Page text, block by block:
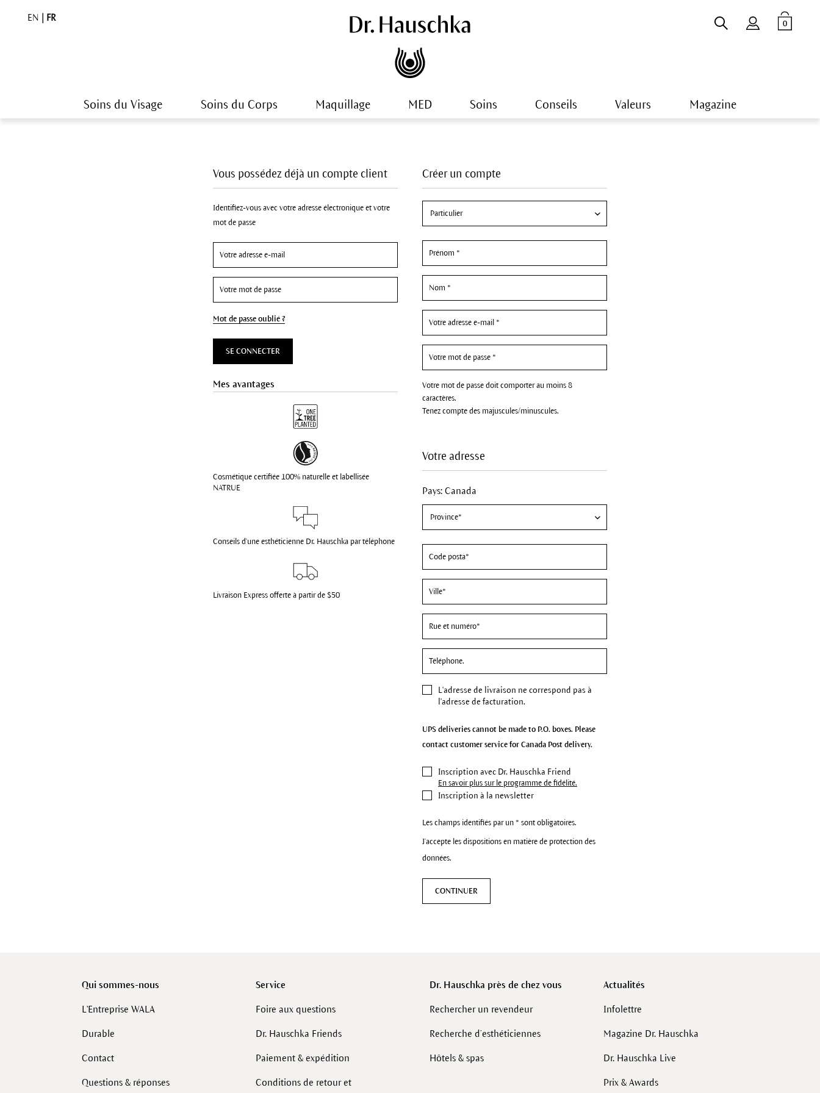
EN FR
0
Soins du Visage Soins du Corps Maquillage MED Soins Conseils Valeurs Magazine
Créer un compte
Votre mot de passe doit comporter au moins 8
caractères.
Tenez compte des majuscules/minuscules.
Votre adresse
Pays: Canada
L'adresse de livraison ne correspond pas à
l'adresse de facturation.
UPS deliveries cannot be made to P.O. boxes. Please
contact customer service for Canada Post delivery.
Inscription avec Dr. Hauschka Friend
En savoir plus sur le programme de fidélité.
Inscription à la newsletter
Les champs identifiés par un * sont obligatoires.
J'accepte les dispositions en matière de protection des
données.
CONTINUER
Vous possédez déjà un compte client
Identifiez-vous avec votre adresse électronique et votre
mot de passe
Mot de passe oublié ?
SE CONNECTER
Mes avantages
Cosmétique certifiée 100% naturelle et labellisée
NATRUE
Conseils d'une esthéticienne Dr. Hauschka par téléphone
Livraison Express offerte à partir de $50
Qui sommes-nous
L'Entreprise WALA
Durable
Contact
Questions & réponses
Service
Foire aux questions
Dr. Hauschka Friends
Paiement & expédition
Conditions de retour et
Dr. Hauschka près de chez vous
Rechercher un revendeur
Recherche d’esthéticiennes
Hôtels & spas
Actualités
Infolettre
Magazine Dr. Hauschka
Dr. Hauschka Live
Prix & Awards